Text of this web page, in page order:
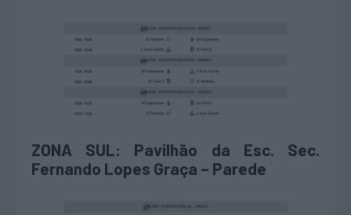
ZONA SUL: Pavilhão da Esc. Sec.
Fernando Lopes Graça – Parede